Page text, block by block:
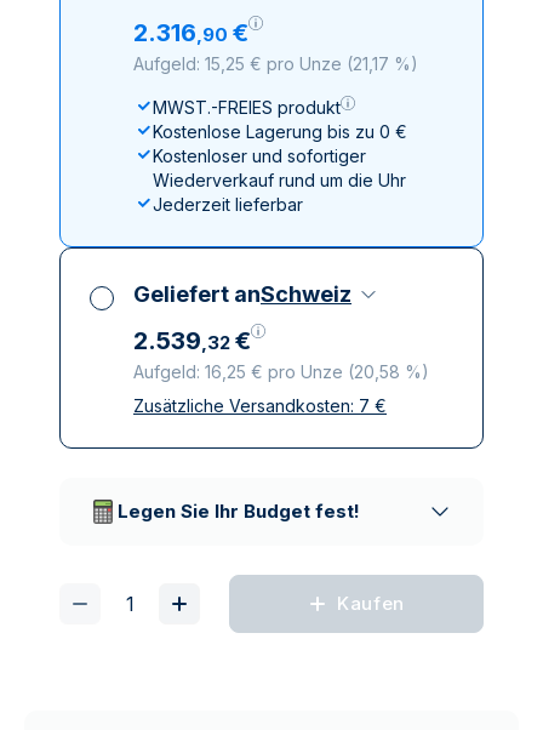
2.316,90 €
Aufgeld: 15,25 € pro Unze (21,17 %)
MWST.-FREIES produkt
Kostenlose Lagerung bis zu 0 €
Kostenloser und sofortiger
Wiederverkauf rund um die Uhr
Jederzeit lieferbar
Geliefert anSchweiz
2.539,32 €
Aufgeld: 16,25 € pro Unze (20,58 %)
Alle Steuern inbegriffen
Zusätzliche Versandkosten: 7 €
Legen Sie Ihr Budget fest!
Kaufen